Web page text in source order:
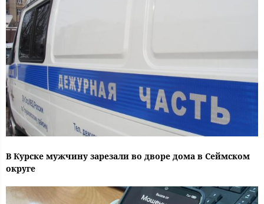
В Курске мужчину зарезали во дворе дома в Сеймском
округе